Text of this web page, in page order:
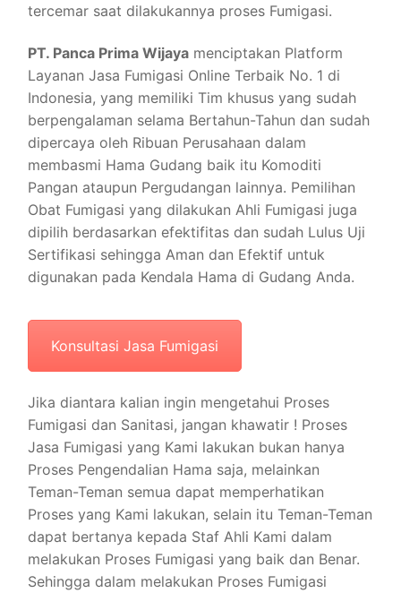
tercemar saat dilakukannya proses Fumigasi.
PT. Panca Prima Wijaya menciptakan Platform
Layanan Jasa Fumigasi Online Terbaik No. 1 di
Indonesia, yang memiliki Tim khusus yang sudah
berpengalaman selama Bertahun-Tahun dan sudah
dipercaya oleh Ribuan Perusahaan dalam
membasmi Hama Gudang baik itu Komoditi
Pangan ataupun Pergudangan lainnya. Pemilihan
Obat Fumigasi yang dilakukan Ahli Fumigasi juga
dipilih berdasarkan efektifitas dan sudah Lulus Uji
Sertifikasi sehingga Aman dan Efektif untuk
digunakan pada Kendala Hama di Gudang Anda.
Konsultasi Jasa Fumigasi
Jika diantara kalian ingin mengetahui Proses
Fumigasi dan Sanitasi, jangan khawatir ! Proses
Jasa Fumigasi yang Kami lakukan bukan hanya
Proses Pengendalian Hama saja, melainkan
Teman-Teman semua dapat memperhatikan
Proses yang Kami lakukan, selain itu Teman-Teman
dapat bertanya kepada Staf Ahli Kami dalam
melakukan Proses Fumigasi yang baik dan Benar.
Sehingga dalam melakukan Proses Fumigasi